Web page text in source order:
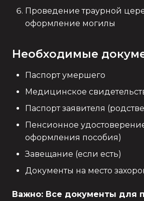
Проведение траурной
оформление могилы
Необходимые
Паспорт умершего
Медицинское
Паспорт заявителя
Пенсионное
оформления пособия)
Завещание (если есть)
Документы на место
Важно: Все документы для